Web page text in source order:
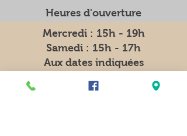
Heures d'ouverture
Mercredi : 15h - 19h
Samedi : 15h - 17h
Aux dates indiquées
Distributeur automatique